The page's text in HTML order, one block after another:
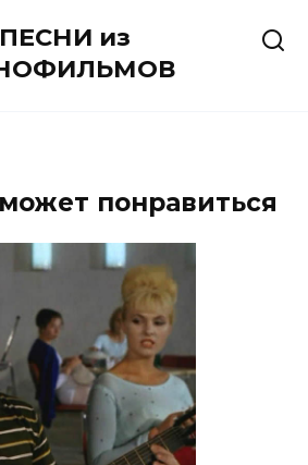
ПЕСНИ из
понравиться